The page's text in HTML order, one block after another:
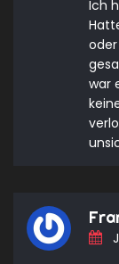
Ich
war